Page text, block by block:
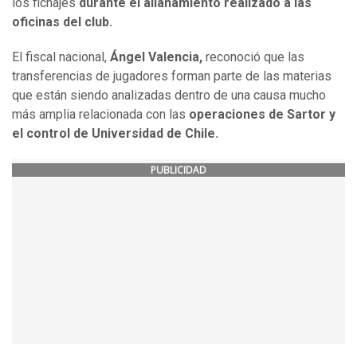
oficinas del club.
El fiscal nacional, Ángel Valencia, reconoció que las
transferencias de jugadores forman parte de las materias
que están siendo analizadas dentro de una causa mucho
más amplia relacionada con las operaciones de Sartor y
el control de Universidad de Chile.
PUBLICIDAD